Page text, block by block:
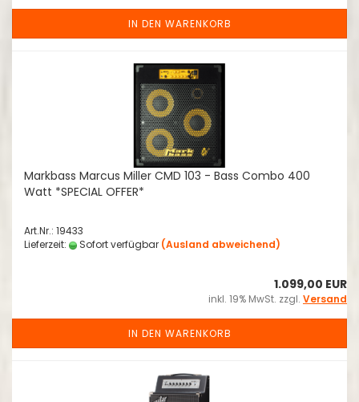
IN DEN WARENKORB
Markbass Marcus Miller CMD 103 - Bass Combo 400
Watt *SPECIAL OFFER*
Art.Nr.: 19433
Lieferzeit:
Sofort verfügbar (Ausland abweichend)
1.099,00 EUR
inkl. 19% MwSt. zzgl. Versand
IN DEN WARENKORB